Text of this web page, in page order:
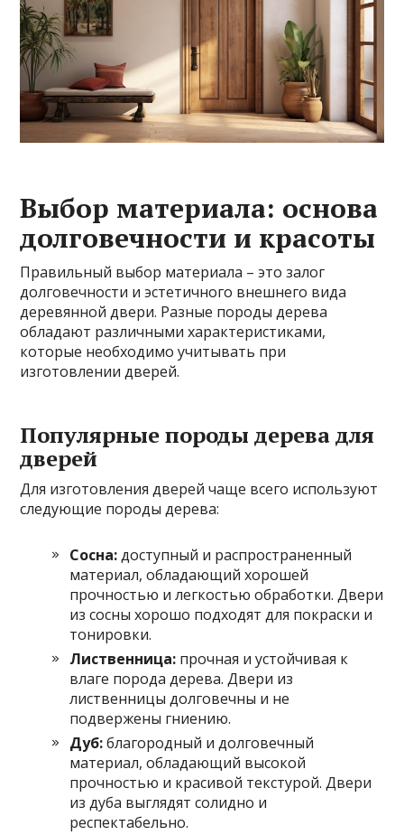
Выбор материала: основа
долговечности и красоты
Правильный выбор материала – это залог
долговечности и эстетичного внешнего вида
деревянной двери. Разные породы дерева
обладают различными характеристиками,
которые необходимо учитывать при
изготовлении дверей.
Популярные породы дерева для
дверей
Для изготовления дверей чаще всего используют
следующие породы дерева:
Сосна:доступный и распространенный
материал, обладающий хорошей
прочностью и легкостью обработки. Двери
из сосны хорошо подходят для покраски и
тонировки.
Лиственница: прочная и устойчивая к
влаге порода дерева. Двери из
лиственницы долговечны и не
подвержены гниению.
Дуб:благородный и долговечный
материал, обладающий высокой
прочностью и красивой текстурой. Двери
из дуба выглядят солидно и
респектабельно.